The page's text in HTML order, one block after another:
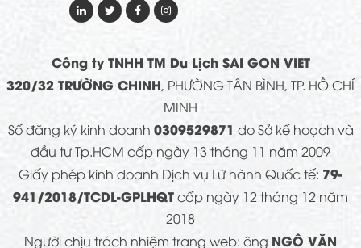
Công ty TNHH TM Du Lịch SAI GON VIET
320/32 TRƯỜNG CHINH, PHƯỜNG TÂN BÌNH, TP. HỒ CHÍ
MINH
Số đăng ký kinh doanh 0309529871 do Sở kế hoạch và
đầu tư Tp.HCM cấp ngày 13 tháng 11 năm 2009
Giấy phép kinh doanh Dịch vụ Lữ hành Quốc tế: 79-
941/2018/TCDL-GPLHQTcấp ngày 12 tháng 12 năm
2018
Người chịu trách nhiệm trang web: ông NGÔ VĂN